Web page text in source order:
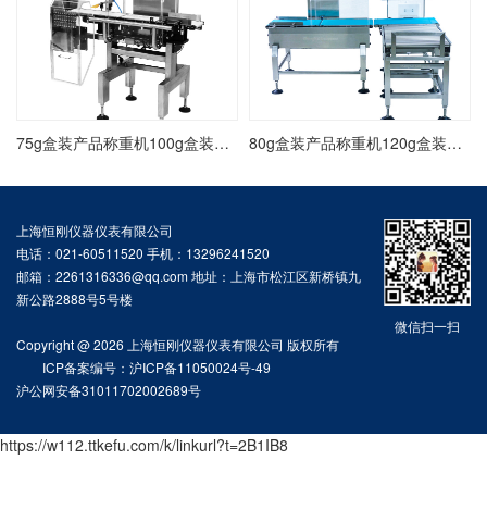
75g盒装产品称重机100g盒装饼干称重检测机重量自动检测机 80g盒装产品称重机120g盒装五金件称重机在线自动称重检测机
微信扫一扫
上海恒刚仪器仪表有限公司
电话：021-60511520 手机：13296241520
邮箱：2261316336@qq.com 地址：上海市松江区新桥镇九
新公路2888号5号楼
Copyright @ 2026 上海恒刚仪器仪表有限公司 版权所有
ICP备案编号：沪ICP备11050024号-49
沪公网安备31011702002689号
https://w112.ttkefu.com/k/linkurl?t=2B1IB8